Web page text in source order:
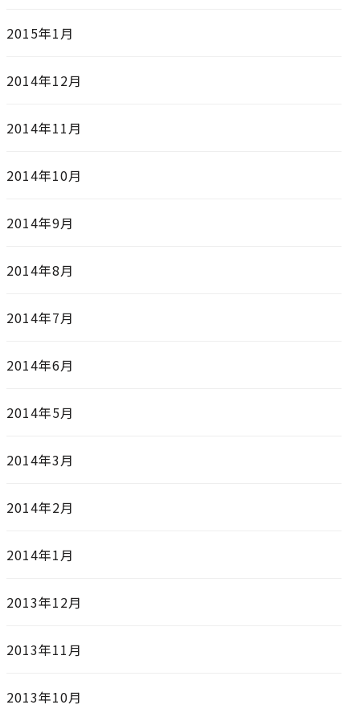
2015年1月
2014年12月
2014年11月
2014年10月
2014年9月
2014年8月
2014年7月
2014年6月
2014年5月
2014年3月
2014年2月
2014年1月
2013年12月
2013年11月
2013年10月